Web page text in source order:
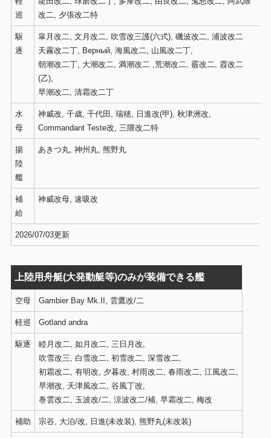
巡
改二, 夕張改二特
駆
逐
皐月改二, 文月改二, 吹雪改三護(六式), 磯波改二, 浦波改二
天霧改二丁, Верный, 海風改二, 山風改二丁,
朝潮改二丁, 大潮改二, 満潮改二 ,荒潮改二, 霰改二, 霞改二
(乙),
早潮改二, 清霜改二丁
水
母
神威改, 千歳, 千代田, 瑞穂, 日進改(甲), 秋津洲改,
Commandant Teste改, 三隈改二特
揚
陸
艦
あきつ丸, 神州丸, 熊野丸
補
給
神威改母, 速吸改
2026/07/03更新
上陸用舟艇(大発動艇等)のみが装備できる艦
空母 Gambier Bay Mk.II, 雲鷹改/二
軽巡 Gotland andra
駆逐
睦月改二, 如月改二, 三日月改,
吹雪改三, 白雪改二, 初雪改二, 深雪改二,
初霜改二, 有明改, 夕暮改, 村雨改二, 春雨改二, 江風改二,
早潮改, 天津風改二, 谷風丁改,
巻雲改二, 玉波改/二, 涼波改二/補, 早霜改二, 梅改
補助 宗谷, 大泊/改, 日進(未改装), 熊野丸(未改装)